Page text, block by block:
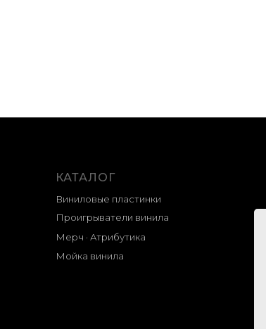
КАТАЛОГ
Виниловые пластинки
Проигрыватели винила
Мерч · Атрибутика
Мойка винила